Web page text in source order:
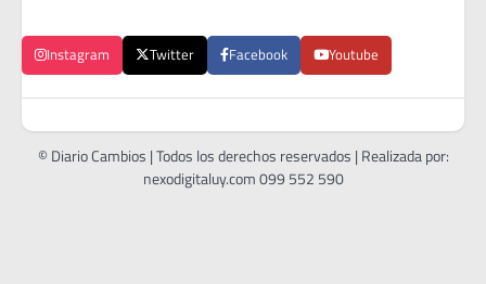
Instagram Twitter Facebook Youtube